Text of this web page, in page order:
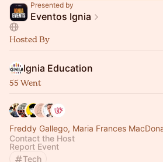
Presented by
Eventos Ignia
Hosted By
Ignia Education
55 Went
Freddy Gallego, Maria Frances
Contact the Host
Report Event
Tech